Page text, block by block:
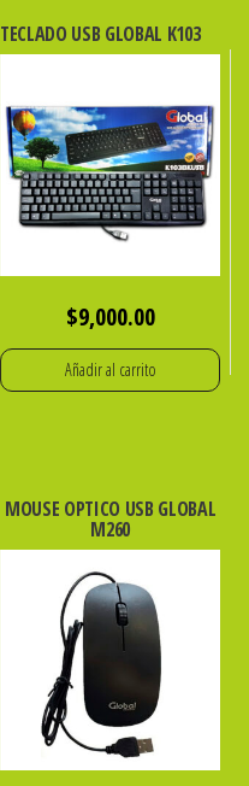
TECLADO USB GLOBAL K103
$9,000.00
Añadir al carrito
MOUSE OPTICO USB GLOBAL
M260